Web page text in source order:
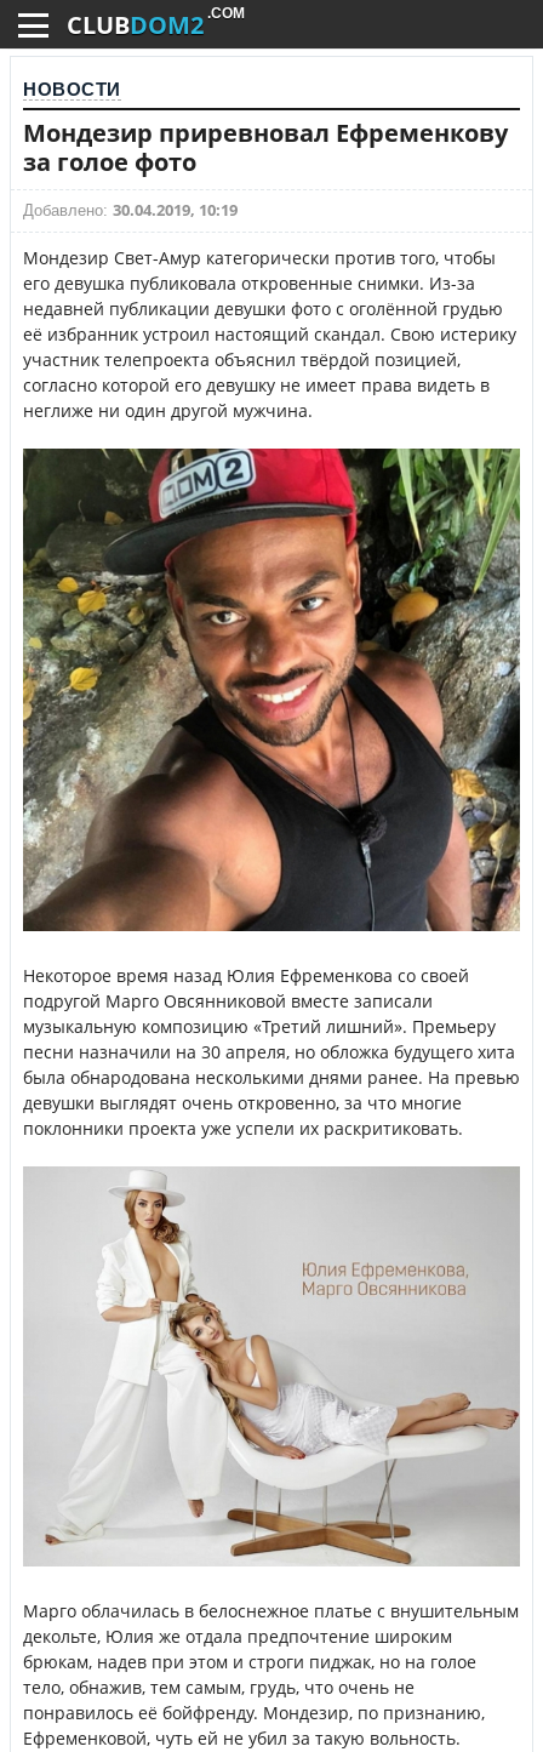
CLUBDOM2 .COM
НОВОСТИ
Мондезир приревновал Ефременкову
за голое фото
Добавлено: 30.04.2019, 10:19
Мондезир Свет-Амур категорически против того, чтобы
его девушка публиковала откровенные снимки. Из-за
недавней публикации девушки фото с оголённой грудью
её избранник устроил настоящий скандал. Свою истерику
участник телепроекта объяснил твёрдой позицией,
согласно которой его девушку не имеет права видеть в
неглиже ни один другой мужчина.
Некоторое время назад Юлия Ефременкова со своей
подругой Марго Овсянниковой вместе записали
музыкальную композицию «Третий лишний». Премьеру
песни назначили на 30 апреля, но обложка будущего хита
была обнародована несколькими днями ранее. На превью
девушки выглядят очень откровенно, за что многие
поклонники проекта уже успели их раскритиковать.
Марго облачилась в белоснежное платье с внушительным
декольте, Юлия же отдала предпочтение широким
брюкам, надев при этом и строги пиджак, но на голое
тело, обнажив, тем самым, грудь, что очень не
понравилось её бойфренду. Мондезир, по признанию,
Ефременковой, чуть ей не убил за такую вольность.